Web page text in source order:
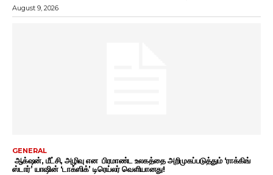
August 9, 2026
GENERAL
ஆக்‌ஷன், மீட்சி, அழிவு என பிரமாண்ட உலகத்தை அறிமுகப்படுத்தும் ‘ராக்கிங்
ஸ்டார்’ யாஷின் ‘டாக்ஸிக்’ டிரெய்லர் வெளியானது!